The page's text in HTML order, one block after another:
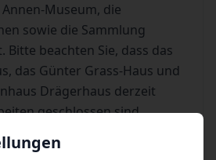
Annen-Museum, die
sowie die Sammlung
Bitte beachten Sie, dass das
das Günter Grass-Haus und
Drägerhaus derzeit
geschlossen sind.
Plus enthält alle